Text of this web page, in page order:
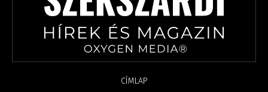
CÍMLAP